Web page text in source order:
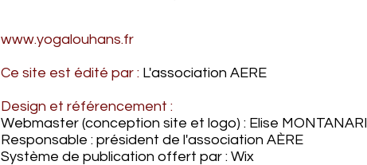
www.yogalouhans.fr
Ce site est édité par : L'association AERE​​
Design et référencement :
Webmaster (conception site et logo) : Elise MONTANARI
Responsable : président de l'association AÈRE
Système de publication offert par : Wix